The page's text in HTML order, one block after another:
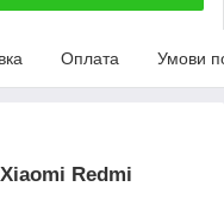
Оплата Умови
Redmi